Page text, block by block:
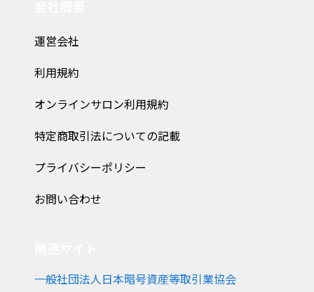
運営会社
利用規約
オンラインサロン利用規約
特定商取引法についての記載
プライバシーポリシー
お問い合わせ
一般社団法人日本暗号資産等取引業協会